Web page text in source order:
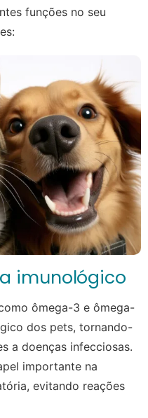
funções no seu
imunológico
ômega-3 e ômega-
dos pets, tornando-
a doenças infecciosas.
importante na
evitando reações